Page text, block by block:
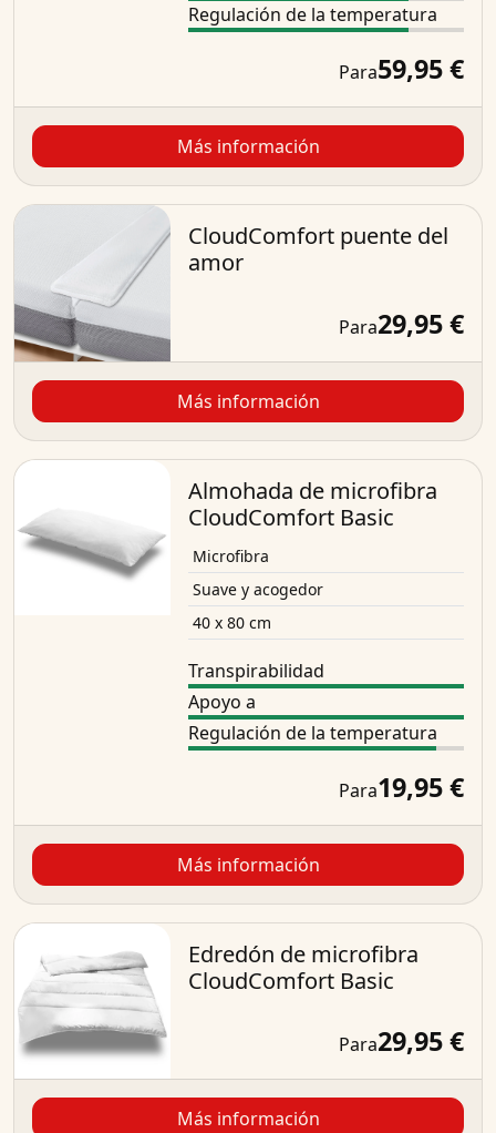
Regulación de la temperatura
Para59,95 €
Más información
CloudComfort puente del
amor
Para29,95 €
Más información
Almohada de microfibra
CloudComfort Basic
Microfibra
Suave y acogedor
40 x 80 cm
Transpirabilidad
Apoyo a
Regulación de la temperatura
Para19,95 €
Más información
Edredón de microfibra
CloudComfort Basic
Para29,95 €
Más información